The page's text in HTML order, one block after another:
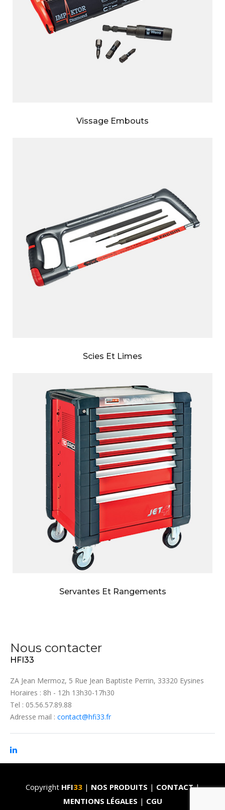
Vissage Embouts
Scies Et Limes
Servantes Et Rangements
Nous contacter
HFI33
ZA Jean Mermoz, 5 Rue Jean Baptiste Perrin, 33320 Eysines
Horaires : 8h - 12h 13h30-17h30
Tel : 05.56.57.89.88
Adresse mail : contact@hfi33.fr
Copyright HFI33 | NOS PRODUITS | CONTACT|
MENTIONS LÉGALES | CGU